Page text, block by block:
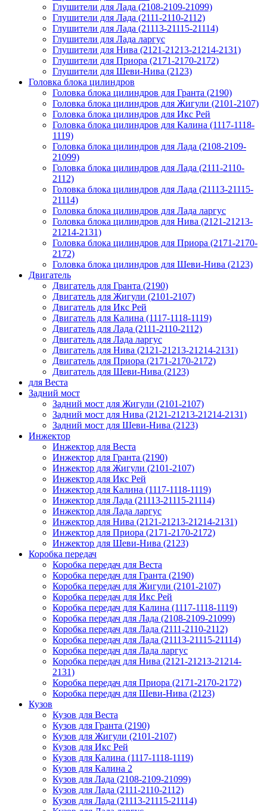
Глушители для Лада (2108-2109-21099)
Глушители для Лада (2111-2110-2112)
Глушители для Лада (21113-21115-21114)
Глушители для Лада ларгус
Глушители для Нива (2121-21213-21214-2131)
Глушители для Приора (2171-2170-2172)
Глушители для Шеви-Нива (2123)
Головка блока цилиндров
Головка блока цилиндров для Гранта (2190)
Головка блока цилиндров для Жигули (2101-2107)
Головка блока цилиндров для Икс Рей
Головка блока цилиндров для Калина (1117-1118-
1119)
Головка блока цилиндров для Лада (2108-2109-
21099)
Головка блока цилиндров для Лада (2111-2110-
2112)
Головка блока цилиндров для Лада (21113-21115-
21114)
Головка блока цилиндров для Лада ларгус
Головка блока цилиндров для Нива (2121-21213-
21214-2131)
Головка блока цилиндров для Приора (2171-2170-
2172)
Головка блока цилиндров для Шеви-Нива (2123)
Двигатель
Двигатель для Гранта (2190)
Двигатель для Жигули (2101-2107)
Двигатель для Икс Рей
Двигатель для Калина (1117-1118-1119)
Двигатель для Лада (2111-2110-2112)
Двигатель для Лада ларгус
Двигатель для Нива (2121-21213-21214-2131)
Двигатель для Приора (2171-2170-2172)
Двигатель для Шеви-Нива (2123)
для Веста
Задний мост
Задний мост для Жигули (2101-2107)
Задний мост для Нива (2121-21213-21214-2131)
Задний мост для Шеви-Нива (2123)
Инжектор
Инжектор для Веста
Инжектор для Гранта (2190)
Инжектор для Жигули (2101-2107)
Инжектор для Икс Рей
Инжектор для Калина (1117-1118-1119)
Инжектор для Лада (21113-21115-21114)
Инжектор для Лада ларгус
Инжектор для Нива (2121-21213-21214-2131)
Инжектор для Приора (2171-2170-2172)
Инжектор для Шеви-Нива (2123)
Коробка передач
Коробка передач для Веста
Коробка передач для Гранта (2190)
Коробка передач для Жигули (2101-2107)
Коробка передач для Икс Рей
Коробка передач для Калина (1117-1118-1119)
Коробка передач для Лада (2108-2109-21099)
Коробка передач для Лада (2111-2110-2112)
Коробка передач для Лада (21113-21115-21114)
Коробка передач для Лада ларгус
Коробка передач для Нива (2121-21213-21214-
2131)
Коробка передач для Приора (2171-2170-2172)
Коробка передач для Шеви-Нива (2123)
Кузов
Кузов для Веста
Кузов для Гранта (2190)
Кузов для Жигули (2101-2107)
Кузов для Икс Рей
Кузов для Калина (1117-1118-1119)
Кузов для Калина 2
Кузов для Лада (2108-2109-21099)
Кузов для Лада (2111-2110-2112)
Кузов для Лада (21113-21115-21114)